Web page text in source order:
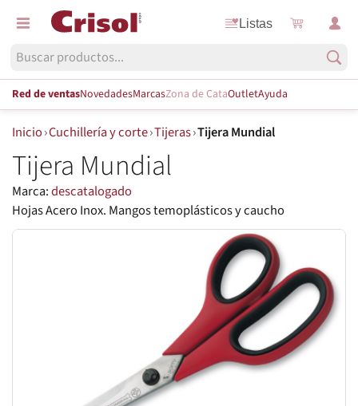
Listas
Red de ventasNovedadesMarcasZona de CataOutletAyuda
Inicio›Cuchillería y corte›Tijeras›Tijera Mundial
Tijera Mundial
Marca:descatalogado
Hojas Acero Inox. Mangos temoplásticos y caucho